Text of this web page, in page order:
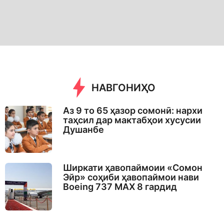
НАВГОНИҲО
Аз 9 то 65 ҳазор сомонӣ: нархи
таҳсил дар мактабҳои хусусии
Душанбе
Ширкати ҳавопаймоии «Сомон
Эйр» соҳиби ҳавопаймои нави
Boeing 737 MAX 8 гардид